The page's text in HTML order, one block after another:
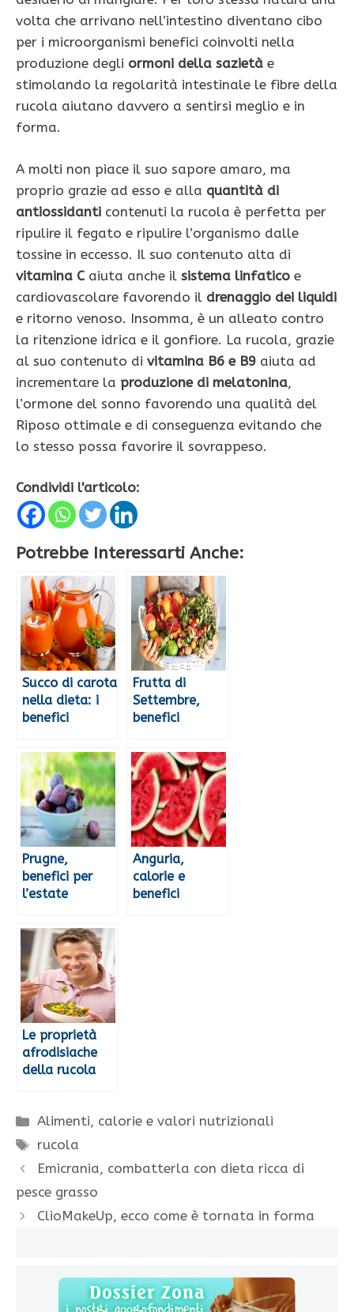
volta che arrivano nell’intestino diventano cibo
per i microorganismi benefici coinvolti nella
produzione degli ormoni della sazietà e
stimolando la regolarità intestinale le fibre della
rucola aiutano davvero a sentirsi meglio e in
forma.
A molti non piace il suo sapore amaro, ma
proprio grazie ad esso e alla quantità di
antiossidanti contenuti la rucola è perfetta per
ripulire il fegato e ripulire l’organismo dalle
tossine in eccesso. Il suo contenuto alta di
vitamina C aiuta anche il sistema linfatico e
cardiovascolare favorendo il drenaggio dei liquidi
e ritorno venoso. Insomma, è un alleato contro
la ritenzione idrica e il gonfiore. La rucola, grazie
al suo contenuto di vitamina B6 e B9 aiuta ad
incrementare la produzione di melatonina,
l’ormone del sonno favorendo una qualità del
Riposo ottimale e di conseguenza evitando che
lo stesso possa favorire il sovrappeso.
Condividi l'articolo:
Potrebbe Interessarti Anche:
Succo di carota
nella dieta: i
benefici
Frutta di
Settembre,
benefici
Prugne,
benefici per
l’estate
Anguria,
calorie e
benefici
Le proprietà
afrodisiache
della rucola
Categorie
Alimenti, calorie e valori nutrizionali
Tag
rucola
Emicrania, combatterla con dieta ricca di
pesce grasso
ClioMakeUp, ecco come è tornata in forma